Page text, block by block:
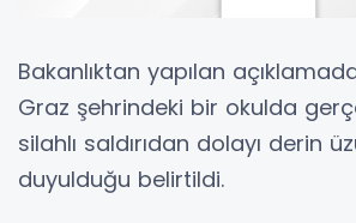
Bakanlıktan yapılan
Graz şehrindeki bir okulda
silahlı saldırıdan dolayı derin
duyulduğu belirtildi.